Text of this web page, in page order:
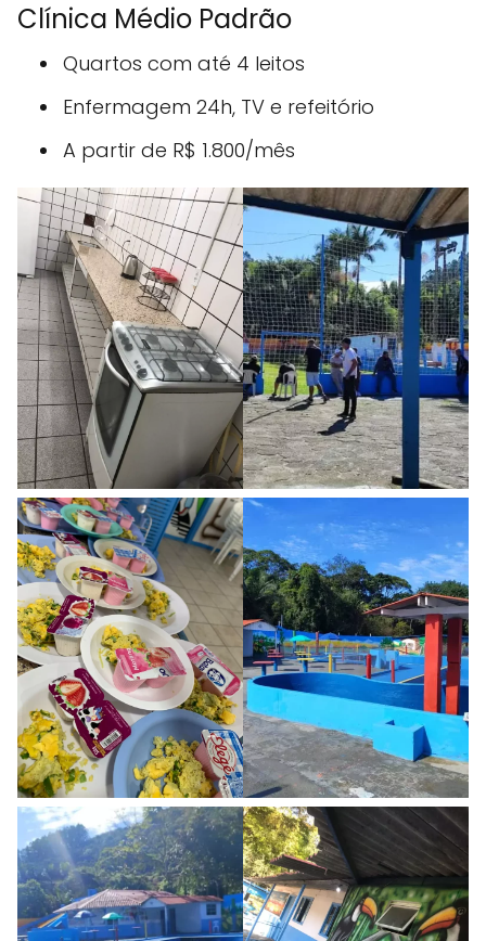
Clínica Médio Padrão
Quartos com até 4 leitos
Enfermagem 24h, TV e refeitório
A partir de R$ 1.800/mês